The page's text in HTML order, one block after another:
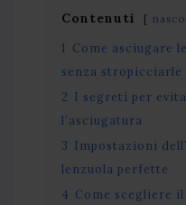
Contenuti
1
Come asciugare
senza stropicciarle
2 I segreti per
l’asciugatura
3 Impostazioni
lenzuola perfette
4 Come scegliere